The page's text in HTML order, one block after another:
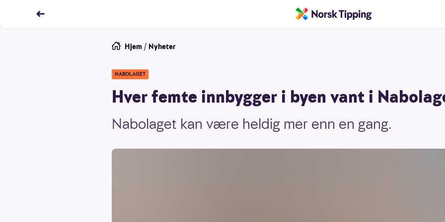
Hjem / Nyheter
NABOLAGET
Hver femte innbygger i byen vant i
Nabolaget kan være heldig mer enn en gang.